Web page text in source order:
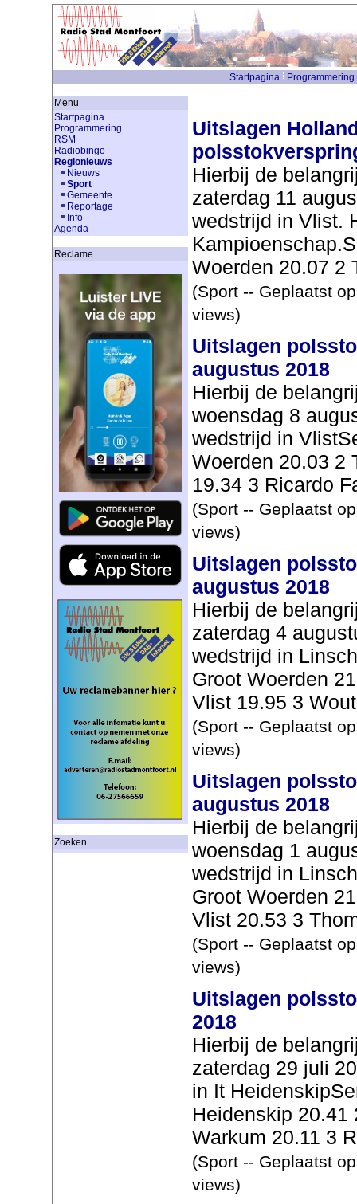
Startpagina Programmering
Menu
Startpagina
Programmering
RSM
Radiobingo
Regionieuws
Nieuws
Sport
Gemeente
Reportage
Info
Agenda
Reclame
Zoeken
Uitslagen
Hierbij de
zaterdag 11
wedstrijd in Vlist.
Woerden 20.07 2
(Sport -- Geplaatst
views)
Uitslagen
augustus 2018
Hierbij de
woensdag 8
wedstrijd in
Woerden 20.03 2
19.34 3 Ricardo
(Sport -- Geplaatst
views)
Uitslagen
augustus 2018
Hierbij de
zaterdag 4
wedstrijd in
Groot Woerden
Vlist 19.95 3
(Sport -- Geplaatst
views)
Uitslagen
augustus 2018
Hierbij de
woensdag 1
wedstrijd in
Groot Woerden
Vlist 20.53 3
(Sport -- Geplaatst
views)
Uitslagen
2018
Hierbij de
zaterdag 29 juli
in It
Heidenskip 20.41
Warkum 20.11 3
(Sport -- Geplaatst
views)